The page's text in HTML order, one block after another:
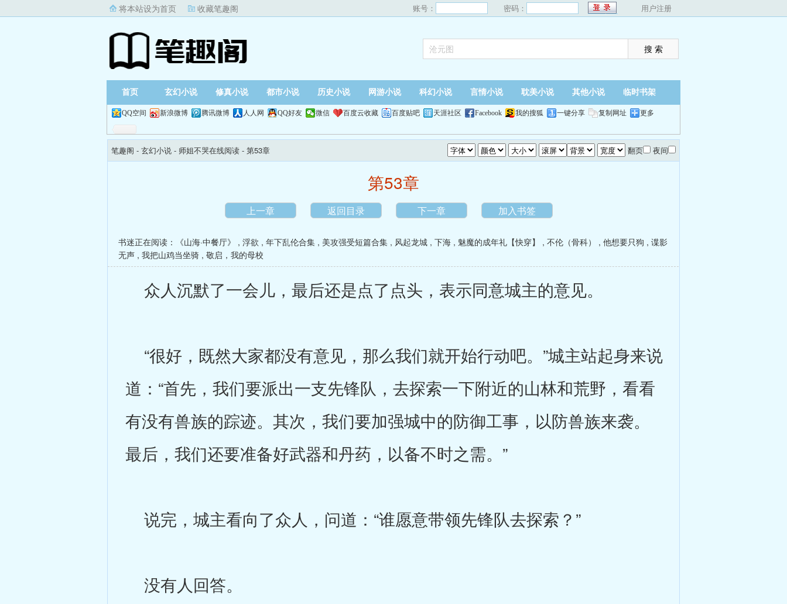
将本站设为首页 收藏笔趣阁 账号： 密码： 用户注册
首页 玄幻小说 修真小说 都市小说 历史小说 网游小说 科幻小说 言情小说 耽美小说 其他小说 临时书架
QQ空间 新浪微博 腾讯微博 人人网 QQ好友 微信 百度云收藏 百度贴吧 天涯社区 Facebook 我的搜狐 一键分享 复制网址 更多
笔趣阁 - 玄幻小说 - 师姐不哭在线阅读 - 第53章 翻页 夜间
第53章
上一章 返回目录 下一章 加入书签
书迷正在阅读： 《山海·中餐厅》 , 浮欲 , 年下乱伦合集 , 美攻强受短篇合集 , 风起龙城 , 下海 , 魅魔的成年礼【快穿】 , 不伦（骨科） , 他想要只狗 , 谍影
无声 , 我把山鸡当坐骑 , 敬启，我的母校
众人沉默了一会儿，最后还是点了点头，表示同意城主的意见。
“很好，既然大家都没有意见，那么我们就开始行动吧。”城主站起身来说
道：“首先，我们要派出一支先锋队，去探索一下附近的山林和荒野，看看
有没有兽族的踪迹。其次，我们要加强城中的防御工事，以防兽族来袭。
最后，我们还要准备好武器和丹药，以备不时之需。”
说完，城主看向了众人，问道：“谁愿意带领先锋队去探索？”
没有人回答。